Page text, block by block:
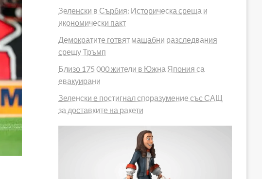
Зеленски в Сърбия: Историческа среща и
икономически пакт
Демократите готвят мащабни разследвания
срещу Тръмп
Близо 175 000 жители в Южна Япония са
евакуирани
Зеленски е постигнал споразумение със САЩ
за доставките на ракети